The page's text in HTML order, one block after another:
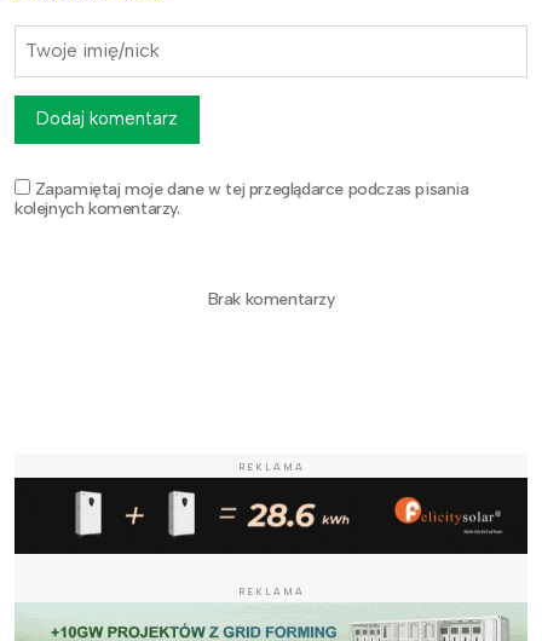
Zapamiętaj moje dane w tej przeglądarce podczas pisania
kolejnych komentarzy.
Dodaj komentarz
Brak komentarzy
REKLAMA
REKLAMA